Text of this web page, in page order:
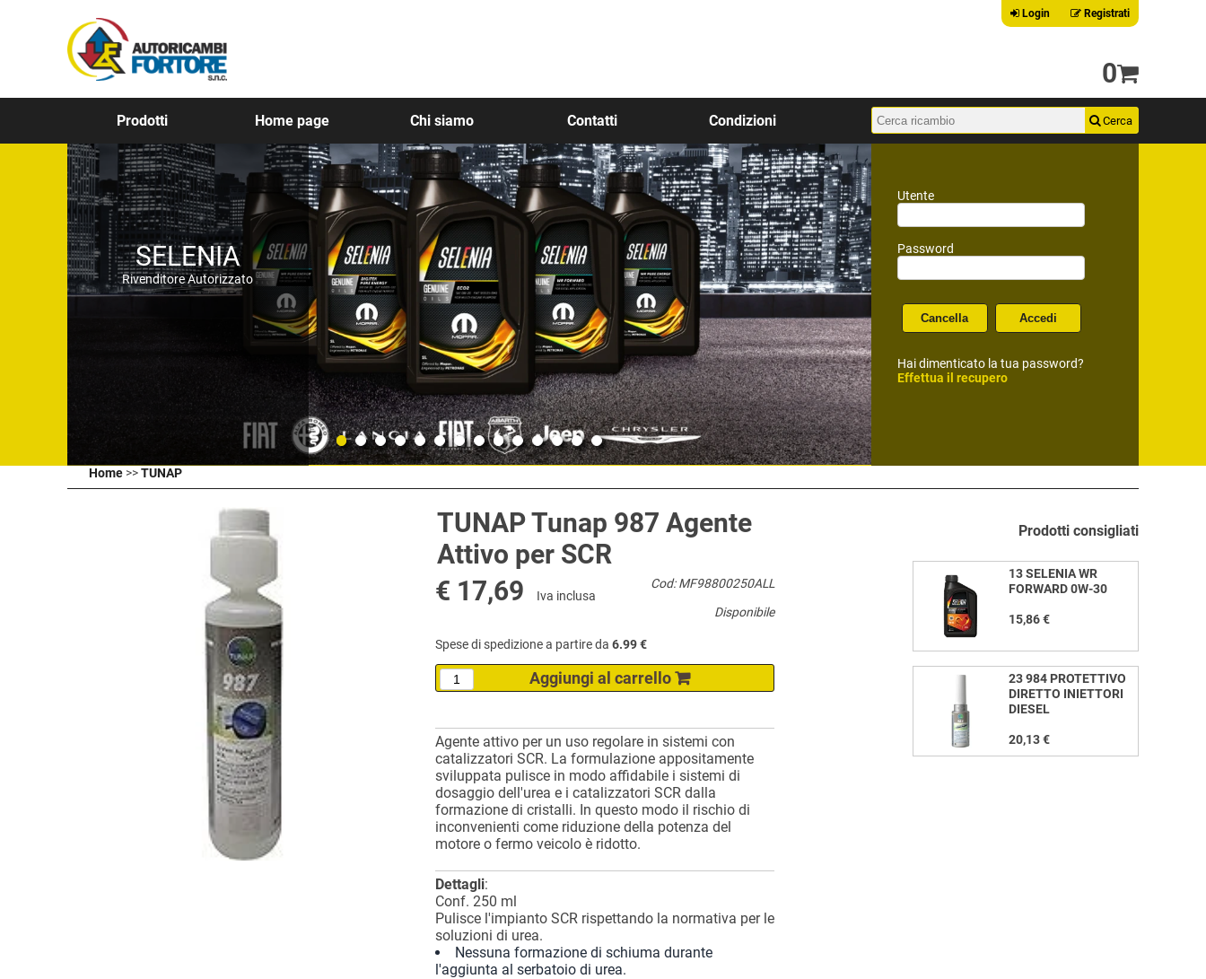
Login Registrati
0
Prodotti Home page Chi siamo Contatti Condizioni
Utente
Password
Hai dimenticato la tua password?
Effettua il recupero
SELENIA
Rivenditore Autorizzato
Home>>TUNAP
TUNAP Tunap 987 Agente
Attivo per SCR
€ 17,69
Iva inclusa
Cod: MF98800250ALL
Disponibile
Spese di spedizione a partire da 6.99 €
Agente attivo per un uso regolare in sistemi con
catalizzatori SCR. La formulazione appositamente
sviluppata pulisce in modo affidabile i sistemi di
dosaggio dell'urea e i catalizzatori SCR dalla
formazione di cristalli. In questo modo il rischio di
inconvenienti come riduzione della potenza del
motore o fermo veicolo è ridotto.
Dettagli:
Conf. 250 ml
Pulisce l'impianto SCR rispettando la normativa per le
soluzioni di urea.
Nessuna formazione di schiuma durante
l'aggiunta al serbatoio di urea.
Prodotti consigliati
13 SELENIA WR
FORWARD 0W-30
15,86 €
23 984 PROTETTIVO
DIRETTO INIETTORI
DIESEL
20,13 €